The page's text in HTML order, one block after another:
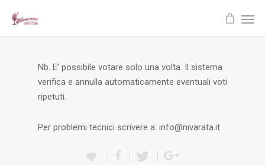
Nb. E’ possibile votare solo una volta. Il sistema
verifica e annulla automaticamente eventuali voti
ripetuti.
Per problemi tecnici scrivere a: info@nivarata.it